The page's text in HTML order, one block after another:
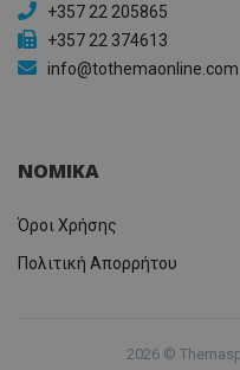
+357 22 205865
+357 22 374613
info@tothemaonline.com
ΝΟΜΙΚΑ
Όροι Χρήσης
Πολιτική Απορρήτου
2026 ©